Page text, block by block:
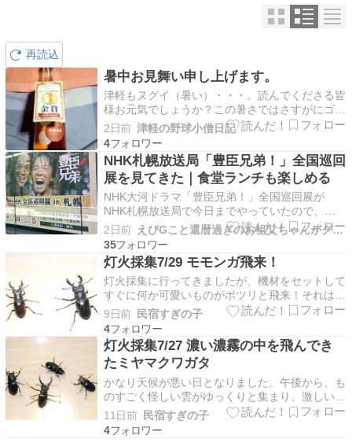
再読込
暑中お見舞い申し上げます。
津軽もヌグイ（暑い）・・・。読んでくださる皆
様お元気でしょうか？この暑さではさすがにゴル
フもややご無沙汰。そんな中梅酒なるものが届き
ました。まあ、下戸なんで呑めないんですけど
ね。ああ・・・ヌグイ～！！
2日前 津軽の野球小僧日記
4
NHK札幌放送局「豊臣兄弟！」全国巡回
展を見てきた｜食堂ランチも楽しめる
NHK大河ドラマ「豊臣兄弟！」全国巡回展が
NHK札幌放送局で今日までやっていたので、
NHK札幌放送局 食堂でランチを食べたあとに寄
ってみました。去年も「べらぼう」の全国巡回展
に同じように行きました。もう～、恒例になりつ
つあります。 NHK札幌放送局 食堂でランチ 去
年、たまたま…
2日前
えびGこと還暦過ぎのお祖父ちゃんがグルメにアウトドア等を紹介
35
灯火採集7/29 モモンガ飛来！
灯火採集に行ってきましたが、機材をセットして
すぐに何か可愛いものがポツリと飛来！それは、
なんと！「モモンガ」です！私、モモンガが飛来
したのは、初めてみました。可愛いからアミでゲ
ットしようとしたら逃げていきました～～。 さ
て、上空を見ていると蛾等が集まってきたのです
が、何やら黒い物…
9日前
民宿すぎの子
4
灯火採集7/27 濃い濃霧の中を飛んでき
たミヤマクワガタ
かなり天候が悪い日となりました。午後から、も
のすごく怪しい雲がゆっくりと集まり、激しい雨
が降ったりやんだり。。。雨雲レーダーを見ても
１８：００頃に雨が降り、また次のが来ると予報
されていた。しかし、雨がやむことを願って現地
11日前
民宿すぎの子
4